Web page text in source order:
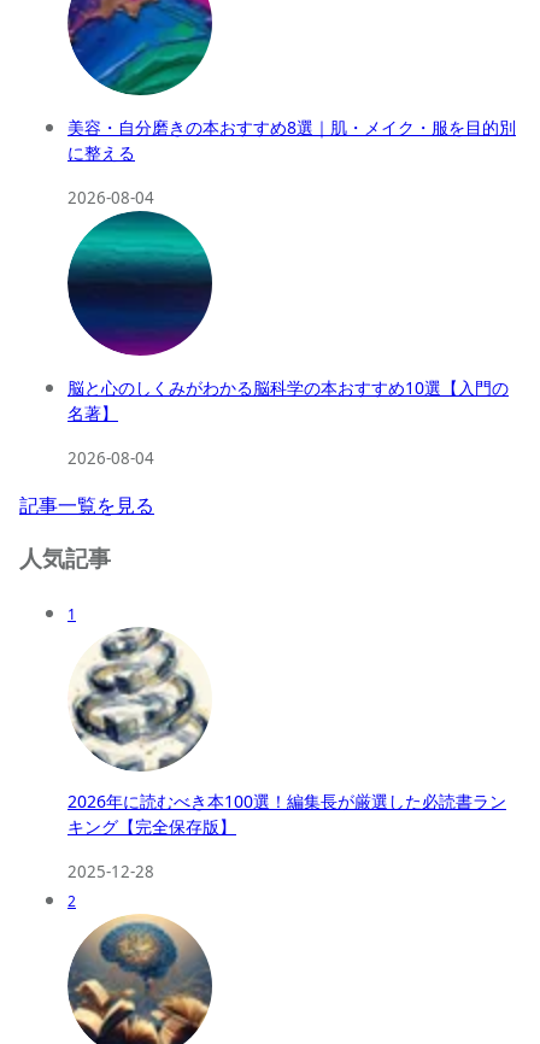
美容・自分磨きの本おすすめ8選｜肌・メイク・服を目的別
に整える
2026-08-04
脳と心のしくみがわかる脳科学の本おすすめ10選【入門の
名著】
2026-08-04
記事一覧を見る
人気記事
1
2026年に読むべき本100選！編集長が厳選した必読書ラン
キング【完全保存版】
2025-12-28
2